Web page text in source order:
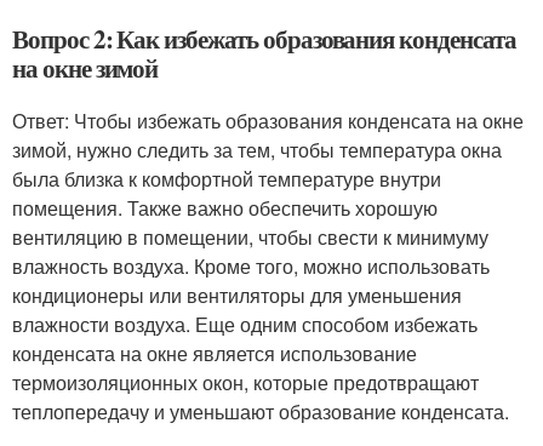
Вопрос 2: Как избежать образования конденсата
на окне зимой
Ответ: Чтобы избежать образования конденсата на окне
зимой, нужно следить за тем, чтобы температура окна
была близка к комфортной температуре внутри
помещения. Также важно обеспечить хорошую
вентиляцию в помещении, чтобы свести к минимуму
влажность воздуха. Кроме того, можно использовать
кондиционеры или вентиляторы для уменьшения
влажности воздуха. Еще одним способом избежать
конденсата на окне является использование
термоизоляционных окон, которые предотвращают
теплопередачу и уменьшают образование конденсата.